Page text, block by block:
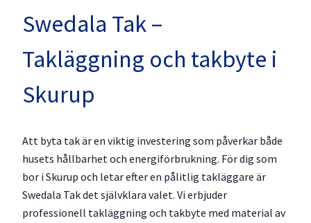
Swedala Tak –
Takläggning och takbyte i
Skurup
Att byta tak är en viktig investering som påverkar både
husets hållbarhet och energiförbrukning. För dig som
bor i Skurup och letar efter en pålitlig takläggare är
Swedala Tak det självklara valet. Vi erbjuder
professionell takläggning och takbyte med material av